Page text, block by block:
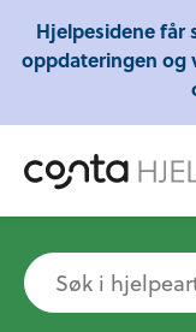
Gratis
Hjelpesidene får
oppdateringen og